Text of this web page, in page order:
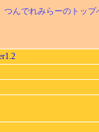
つんでれみらーのトップ